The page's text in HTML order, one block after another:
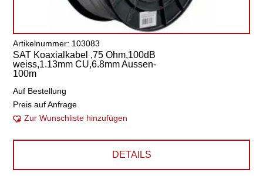
Artikelnummer: 103083
SAT Koaxialkabel ,75 Ohm,100dB
weiss,1.13mm CU,6.8mm Aussen-
100m
Auf Bestellung
Preis auf Anfrage
Zur Wunschliste hinzufügen
DETAILS